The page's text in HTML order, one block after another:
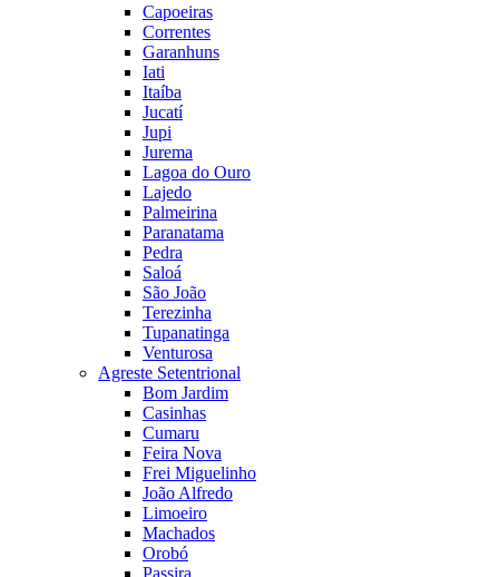
Capoeiras
Correntes
Garanhuns
Iati
Itaíba
Jucatí
Jupi
Jurema
Lagoa do Ouro
Lajedo
Palmeirina
Paranatama
Pedra
Saloá
São João
Terezinha
Tupanatinga
Venturosa
Agreste Setentrional
Bom Jardim
Casinhas
Cumaru
Feira Nova
Frei Miguelinho
João Alfredo
Limoeiro
Machados
Orobó
Passira